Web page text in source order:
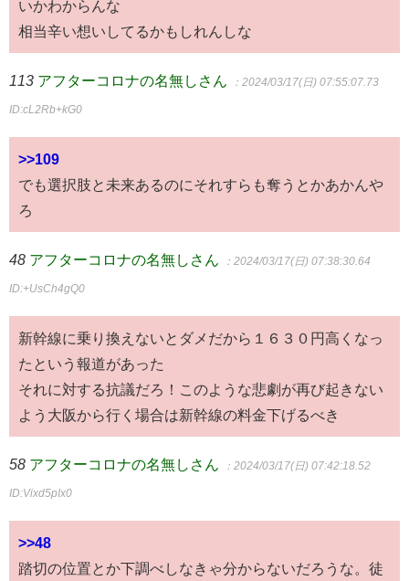
いかわからんな
相当辛い想いしてるかもしれんしな
113 アフターコロナの名無しさん ：2024/03/17(日) 07:55:07.73
ID:cL2Rb+kG0
>>109
でも選択肢と未来あるのにそれすらも奪うとかあかんや
ろ
48 アフターコロナの名無しさん ：2024/03/17(日) 07:38:30.64
ID:+UsCh4gQ0
新幹線に乗り換えないとダメだから１６３０円高くなっ
たという報道があった
それに対する抗議だろ！このような悲劇が再び起きない
よう大阪から行く場合は新幹線の料金下げるべき
58 アフターコロナの名無しさん ：2024/03/17(日) 07:42:18.52
ID:Vixd5pIx0
>>48
踏切の位置とか下調べしなきゃ分からないだろうな。徒